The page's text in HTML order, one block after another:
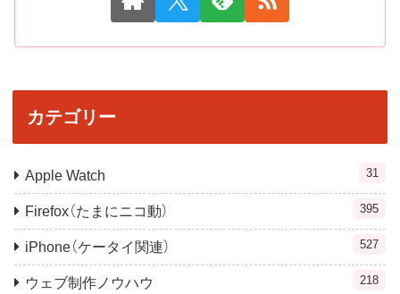
カテゴリー
Apple Watch 31
Firefox（たまにニコ動） 395
iPhone（ケータイ関連） 527
ウェブ制作ノウハウ 218